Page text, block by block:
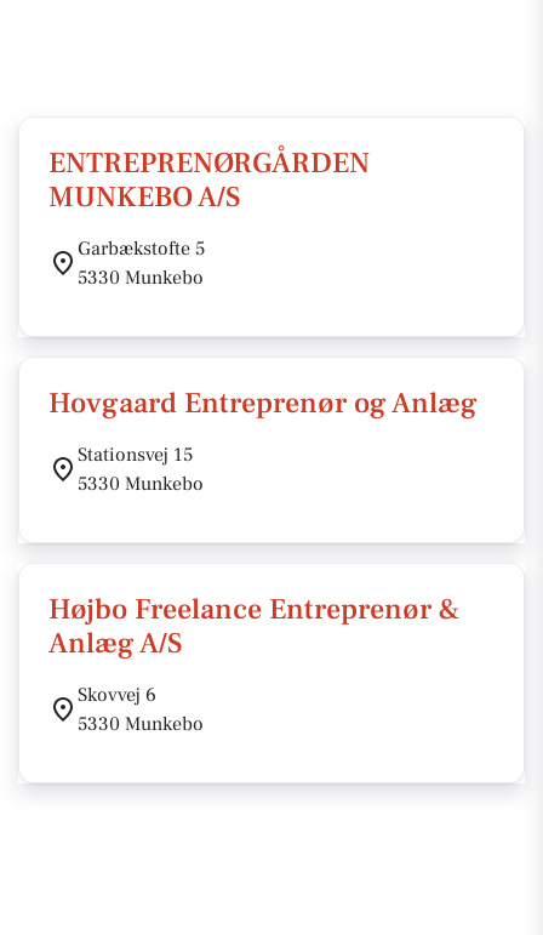
ENTREPRENØRGÅRDEN
MUNKEBO A/S
Garbækstofte 5
5330 Munkebo
Hovgaard Entreprenør og Anlæg
Stationsvej 15
5330 Munkebo
Højbo Freelance Entreprenør &
Anlæg A/S
Skovvej 6
5330 Munkebo